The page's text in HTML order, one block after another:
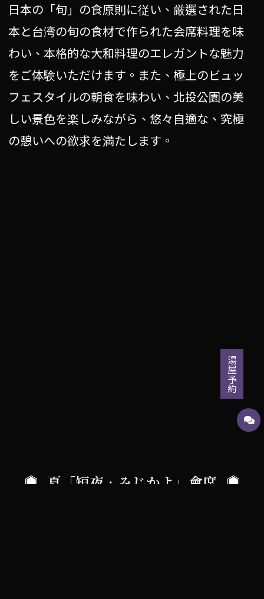
日本の「旬」の食原則に従い、厳選された日
本と台湾の旬の食材で作られた会席料理を味
わい、本格的な大和料理のエレガントな魅力
をご体験いただけます。また、極上のビュッ
フェスタイルの朝食を味わい、北投公園の美
しい景色を楽しみながら、悠々自適な、究極
の憩いへの欲求を満たします。
夏「短夜．みじかよ」會席
湯屋予約